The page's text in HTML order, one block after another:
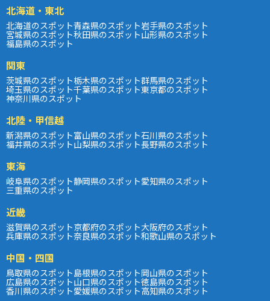
北海道・東北
北海道のスポット青森県のスポット岩手県のスポット
宮城県のスポット秋田県のスポット山形県のスポット
福島県のスポット
関東
茨城県のスポット栃木県のスポット群馬県のスポット
埼玉県のスポット千葉県のスポット東京都のスポット
神奈川県のスポット
北陸・甲信越
新潟県のスポット富山県のスポット石川県のスポット
福井県のスポット山梨県のスポット長野県のスポット
東海
岐阜県のスポット静岡県のスポット愛知県のスポット
三重県のスポット
近畿
滋賀県のスポット京都府のスポット大阪府のスポット
兵庫県のスポット奈良県のスポット和歌山県のスポット
中国・四国
鳥取県のスポット島根県のスポット岡山県のスポット
広島県のスポット山口県のスポット徳島県のスポット
香川県のスポット愛媛県のスポット高知県のスポット